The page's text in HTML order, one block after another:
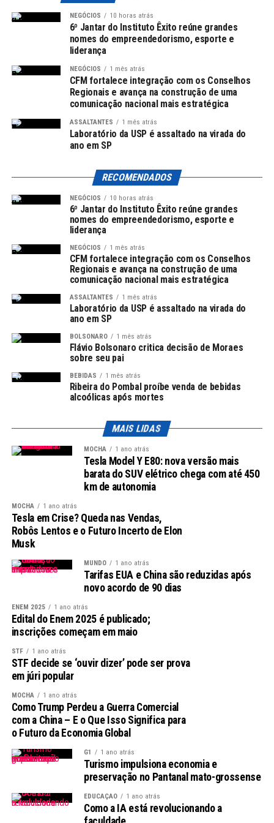
refletindo uma realidade mais fidedigna do mercado de
trabalho.
Impacto na série histórica
A Pnad Contínua, que teve sua série histórica iniciada
em 2012, está prestes a passar por uma atualização
significativa. O IBGE esclarece que a reponderação
considera os totais populacionais conforme as projeções
que serão apresentadas em 2024, levando em conta os
Conforme exemplo dado pelo IBGE, se a nova coleta
indicar uma presença maior de mulheres em
determinadas proporções na população, essa nova
dimensão será refletida nos dados da Pnad. Até agora, a
Pnad estimava uma população de 216 milhões, enquanto
o Censo 2022 indicou que a população brasileira totaliza
212,6 milhões. Assim, a reponderação se torna não
apenas necessária, mas vital para a precisão dos dados.
Mercado de trabalho: abrangência e
metodologias
A Pnad Contínua, publicada trimestralmente, aponta o
cenário do mercado de trabalho através de visitas a 211
mil domicílios distribuídos em 3,5 mil municípios. Um
o IBGE, é considerada desempregada somente a pessoa
que efetivamente busca por um emprego.
Leia Também: Fórum Fundação Dom
Cabral recebe CEO da Porsche
transformação
Essa definição amplia a compreensão sobre a realidade
do trabalho no Brasil, uma vez que inclui todas as
formas de ocupação, como empregos sem carteira
assinada, temporários, e autônomos, em contraste com
o Cadastro Geral de Empregados e Desempregados
(Caged), que se limita a trabalhadores com carteira.
Perguntas comuns sobre as mudanças na
Pnad
Para esclarecer os impactos da mudança na forma de
divulgação da Pnad, a Agência Brasil elaborou um
conjunto de perguntas e respostas:
Por que haverá essa mudança?
Uma das principais finalidades dos censos demográficos
do IBGE é atualizar os parâmetros populacionais das
pesquisas domiciliares. Essa reponderação é uma prática
recorrente e necessária após os censos decenais.
NEGÓCIOS 10 horas atrás
6º Jantar do Instituto Êxito reúne grandes
nomes do empreendedorismo, esporte e
liderança
NEGÓCIOS 1 mês atrás
CFM fortalece integração com os Conselhos
Regionais e avança na construção de uma
comunicação nacional mais estratégica
ASSALTANTES 1 mês atrás
Laboratório da USP é assaltado na virada do
ano em SP
RECOMENDADOS
NEGÓCIOS 10 horas atrás
6º Jantar do Instituto Êxito reúne grandes
nomes do empreendedorismo, esporte e
liderança
NEGÓCIOS 1 mês atrás
CFM fortalece integração com os Conselhos
Regionais e avança na construção de uma
comunicação nacional mais estratégica
ASSALTANTES 1 mês atrás
Laboratório da USP é assaltado na virada do
ano em SP
BOLSONARO 1 mês atrás
Flávio Bolsonaro critica decisão de Moraes
sobre seu pai
BEBIDAS 1 mês atrás
Ribeira do Pombal proíbe venda de bebidas
alcoólicas após mortes
MAIS LIDAS
MOCHA 1 ano atrás
Tesla Model Y E80: nova versão mais
barata do SUV elétrico chega com até 450
km de autonomia
MOCHA 1 ano atrás
Tesla em Crise? Queda nas Vendas,
Robôs Lentos e o Futuro Incerto de Elon
Musk
MUNDO 1 ano atrás
Tarifas EUA e China são reduzidas após
novo acordo de 90 dias
ENEM 2025 1 ano atrás
Edital do Enem 2025 é publicado;
inscrições começam em maio
STF 1 ano atrás
STF decide se ‘ouvir dizer’ pode ser prova
em júri popular
MOCHA 1 ano atrás
Como Trump Perdeu a Guerra Comercial
com a China – E o Que Isso Significa para
o Futuro da Economia Global
G1 1 ano atrás
Turismo impulsiona economia e
preservação no Pantanal mato-grossense
EDUCAÇÃO 1 ano atrás
Como a IA está revolucionando a